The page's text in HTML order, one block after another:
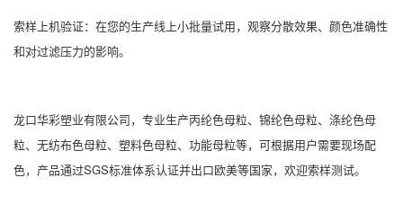
索样上机验证：在您的生产线上小批量试用，观察分散效果、颜色准确性
和对过滤压力的影响。
龙口华彩塑业有限公司，专业生产丙纶色母粒、锦纶色母粒、涤纶色母
粒、无纺布色母粒、塑料色母粒、功能母粒等，可根据用户需要现场配
色，产品通过SGS标准体系认证并出口欧美等国家，欢迎索样测试。